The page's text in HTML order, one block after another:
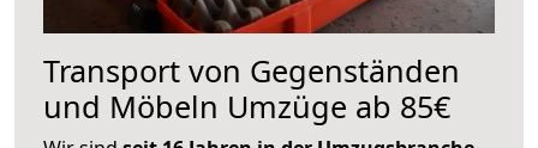
Transport von Gegenständen
und Möbeln Umzüge ab 85€